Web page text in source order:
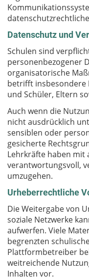
Datenschutz und
Schulen sind
personenbezogener
organisatorische
betrifft insbesondere
und Schüler, Eltern
Auch wenn die
nicht ausdrücklich
sensiblen oder
gesicherte
Lehrkräfte haben mit
verantwortungsvoll,
umzugehen.
Urheberrechtliche
Die Weitergabe von
soziale Netzwerke
aufwerfen. Viele
begrenzten
Plattformbetreiber
weitreichende
Inhalten vor.